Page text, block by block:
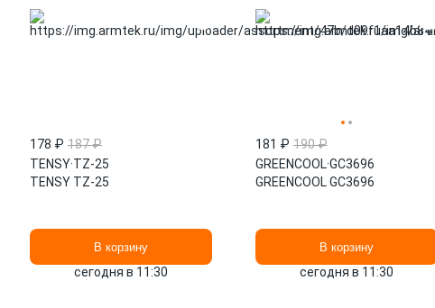
178 ₽ 187 ₽
TENSY·TZ-25
TENSY TZ-25
В корзину
сегодня в 11:30
181 ₽ 190 ₽
GREENCOOL·GC3696
GREENCOOL GC3696
В корзину
сегодня в 11:30